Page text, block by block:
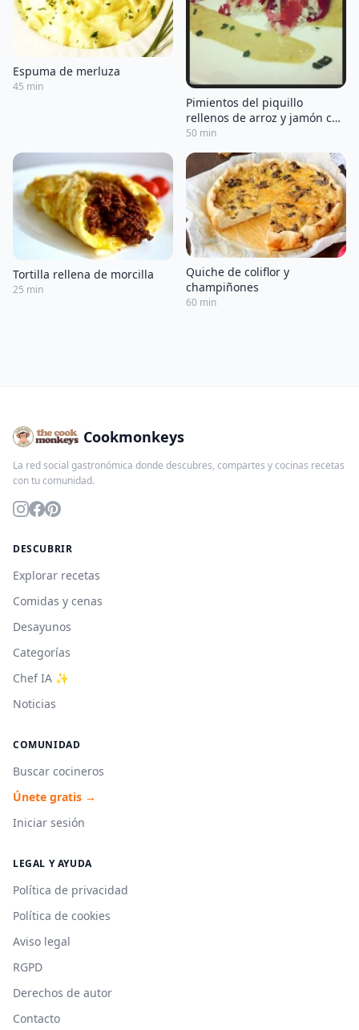
Espuma de merluza
45 min
Pimientos del piquillo
rellenos de arroz y jamón con
salsa suave de shiitake
50 min
Tortilla rellena de morcilla
25 min
Quiche de coliflor y
champiñones
60 min
Cookmonkeys
La red social gastronómica donde descubres, compartes y cocinas recetas
con tu comunidad.
DESCUBRIR
Explorar recetas
Comidas y cenas
Desayunos
Categorías
Chef IA ✨
Noticias
COMUNIDAD
Buscar cocineros
Únete gratis →
Iniciar sesión
LEGAL Y AYUDA
Política de privacidad
Política de cookies
Aviso legal
RGPD
Derechos de autor
Contacto